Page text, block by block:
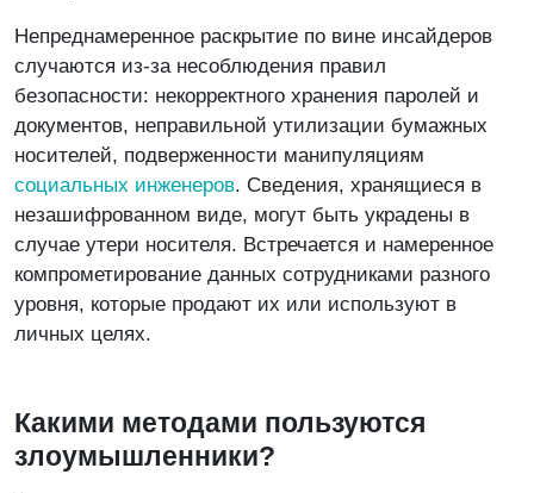
Непреднамеренное раскрытие по вине инсайдеров
случаются из-за несоблюдения правил
безопасности: некорректного хранения паролей и
документов, неправильной утилизации бумажных
носителей, подверженности манипуляциям
социальных инженеров. Сведения, хранящиеся в
незашифрованном виде, могут быть украдены в
случае утери носителя. Встречается и намеренное
компрометирование данных сотрудниками разного
уровня, которые продают их или используют в
личных целях.
Какими методами пользуются
злоумышленники?